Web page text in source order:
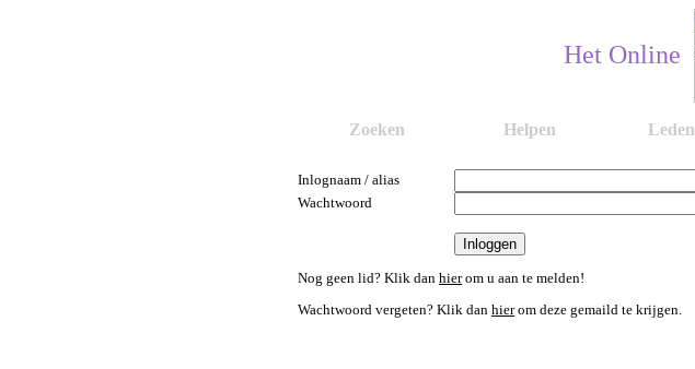
Het Online
Zoeken Helpen Leden
Inlognaam / alias
Wachtwoord
Nog geen lid? Klik dan hierom u aan te melden!
Wachtwoord vergeten? Klik dan hierom deze gemaild te krijgen.